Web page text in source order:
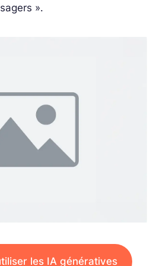
».
les IA génératives